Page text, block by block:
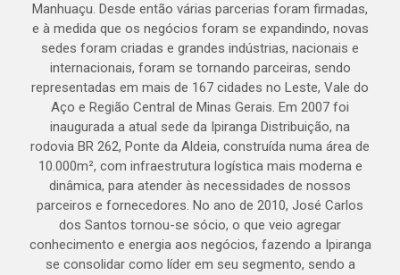
Manhuaçu. Desde então várias parcerias foram firmadas,
e à medida que os negócios foram se expandindo, novas
sedes foram criadas e grandes indústrias, nacionais e
internacionais, foram se tornando parceiras, sendo
representadas em mais de 167 cidades no Leste, Vale do
Aço e Região Central de Minas Gerais. Em 2007 foi
inaugurada a atual sede da Ipiranga Distribuição, na
rodovia BR 262, Ponte da Aldeia, construída numa área de
10.000m², com infraestrutura logística mais moderna e
dinâmica, para atender às necessidades de nossos
parceiros e fornecedores. No ano de 2010, José Carlos
dos Santos tornou-se sócio, o que veio agregar
conhecimento e energia aos negócios, fazendo a Ipiranga
se consolidar como líder em seu segmento, sendo a